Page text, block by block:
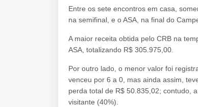
Entre os sete encontros em casa,
na semifinal, e o ASA, na final do
A maior receita obtida pelo CRB na
ASA, totalizando R$ 305.975,00.
Por outro lado, o menor valor foi
venceu por 6 a 0, mas ainda assim,
perda total de R$ 50.835,02; contudo,
visitante (40%).